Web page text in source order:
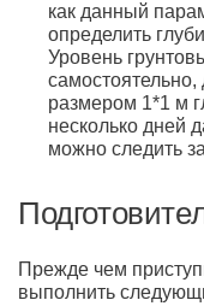
как данный
определить
Уровень
самостоятельно,
размером 1*1 м
несколько дней
можно следить
Прежде чем
выполнить